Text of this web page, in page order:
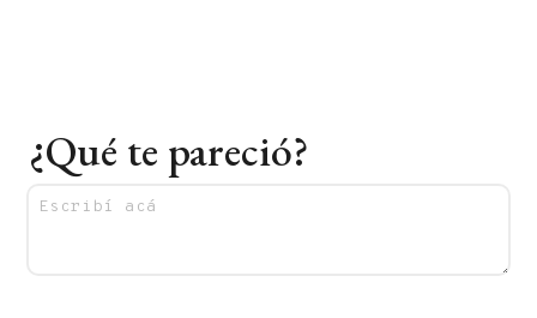
¿Qué te pareció?